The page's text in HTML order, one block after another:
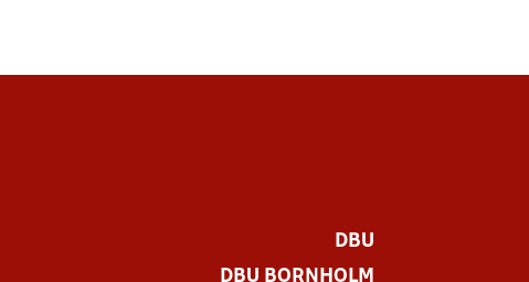
DBU
DBU BORNHOLM